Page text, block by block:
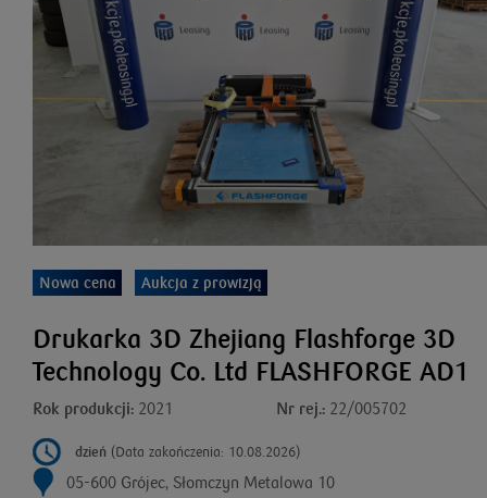
Nowa cena Aukcja z prowizją
Drukarka 3D Zhejiang Flashforge 3D
Technology Co. Ltd FLASHFORGE AD1
Rok produkcji: 2021 Nr rej.: 22/005702
dzień (Data zakończenia: 10.08.2026)
05-600 Grójec, Słomczyn Metalowa 10